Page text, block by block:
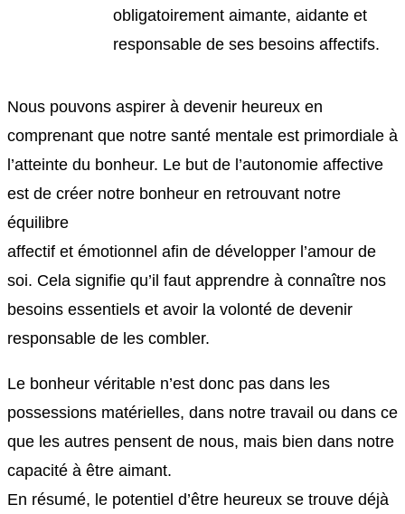
obligatoirement aimante, aidante et
responsable de ses besoins affectifs.
Nous pouvons aspirer à devenir heureux en
comprenant que notre santé mentale est primordiale à
l’atteinte du bonheur. Le but de l’autonomie affective
est de créer notre bonheur en retrouvant notre
équilibre
affectif et émotionnel afin de développer l’amour de
soi. Cela signifie qu’il faut apprendre à connaître nos
besoins essentiels et avoir la volonté de devenir
responsable de les combler.
Le bonheur véritable n’est donc pas dans les
possessions matérielles, dans notre travail ou dans ce
que les autres pensent de nous, mais bien dans notre
capacité à être aimant.
En résumé, le potentiel d’être heureux se trouve déjà